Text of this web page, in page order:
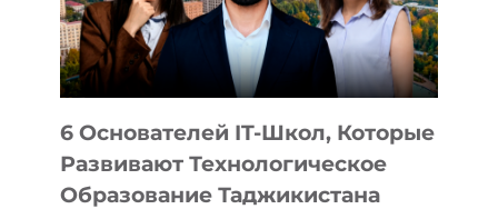
ОТ
OPENAI
6 Основателей IT-Школ, Которые
Развивают Технологическое
Образование Таджикистана